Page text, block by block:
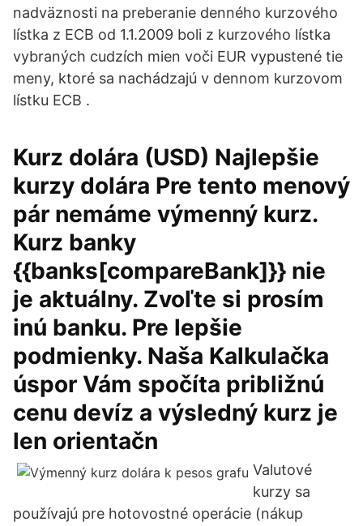
nadväznosti na preberanie denného kurzového
lístka z ECB od 1.1.2009 boli z kurzového lístka
vybraných cudzích mien voči EUR vypustené tie
meny, ktoré sa nachádzajú v dennom kurzovom
lístku ECB .
Kurz dolára (USD) Najlepšie
kurzy dolára Pre tento menový
pár nemáme výmenný kurz.
Kurz banky
{{banks[compareBank]}} nie
je aktuálny. Zvoľte si prosím
inú banku. Pre lepšie
podmienky. Naša Kalkulačka
úspor Vám spočíta približnú
cenu devíz a výsledný kurz je
len orientačn
Valutové
kurzy sa
používajú pre hotovostné operácie (nákup